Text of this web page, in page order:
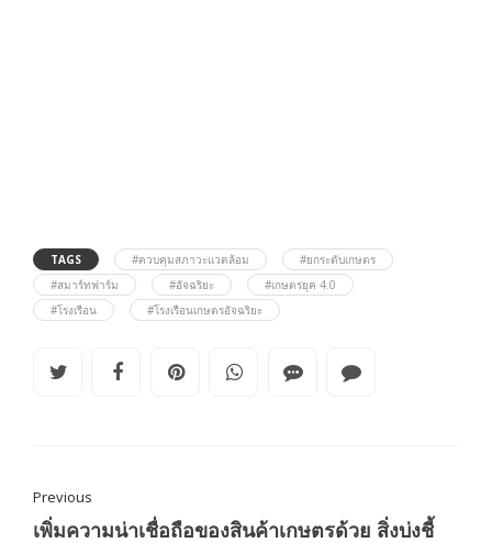
TAGS #ควบคุมสภาวะแวดล้อม
#ยกระดับเกษตร
#สมาร์ทฟาร์ม
#อัจฉริยะ
#เกษตรยุค 4.0
#โรงเรือน
#โรงเรือนเกษตรอัจฉริยะ
Previous
เพิ่มความน่าเชื่อถือของสินค้าเกษตรด้วย สิ่งบ่งชี้